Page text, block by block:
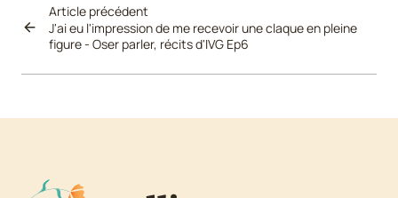
Article précédent
J'ai eu l'impression de me recevoir une claque en pleine
figure - Oser parler, récits d'IVG Ep6